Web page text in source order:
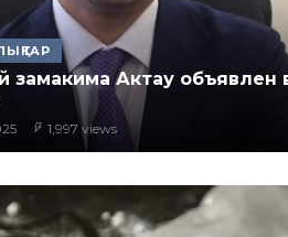
замакима Актау объявлен
1,997 views